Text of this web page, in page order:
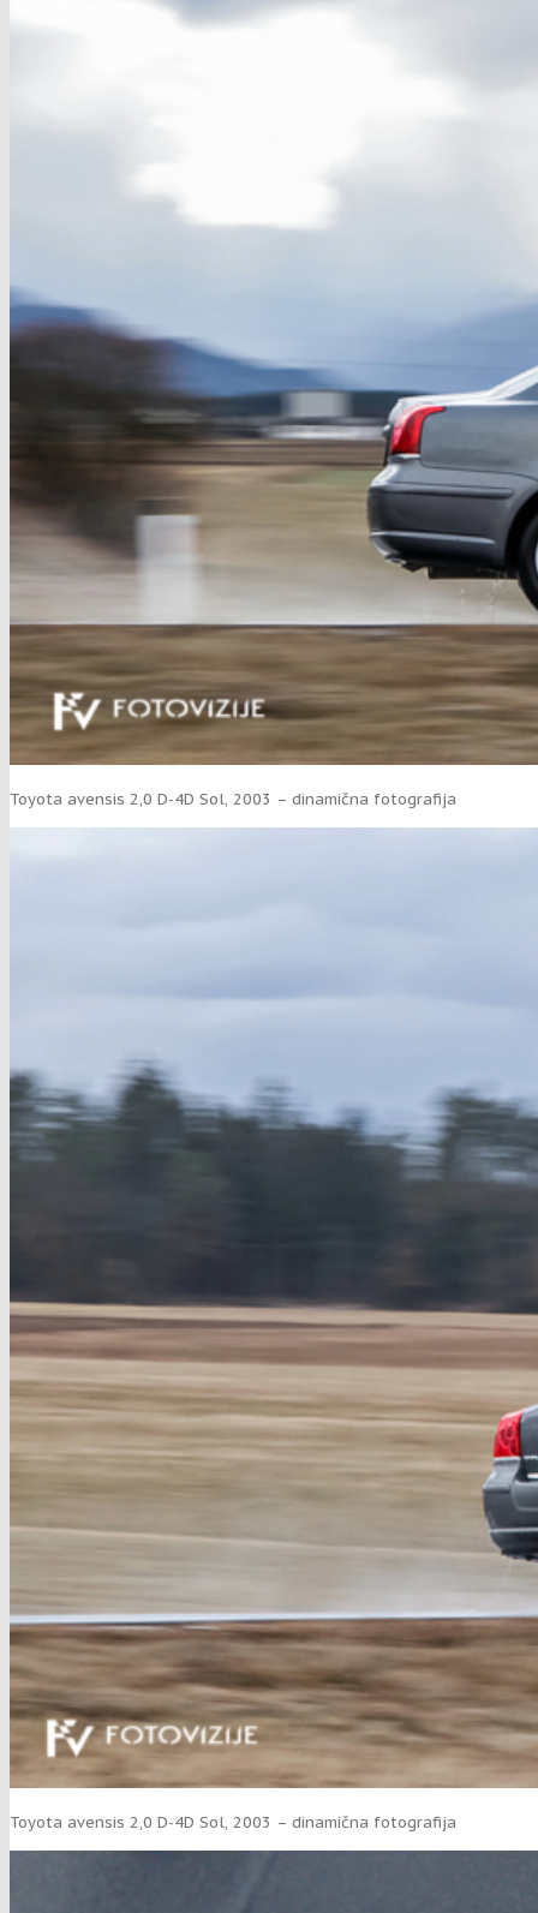
Toyota avensis 2,0 D-4D Sol, 2003 – dinamična fotografija
Toyota avensis 2,0 D-4D Sol, 2003 – dinamična fotografija